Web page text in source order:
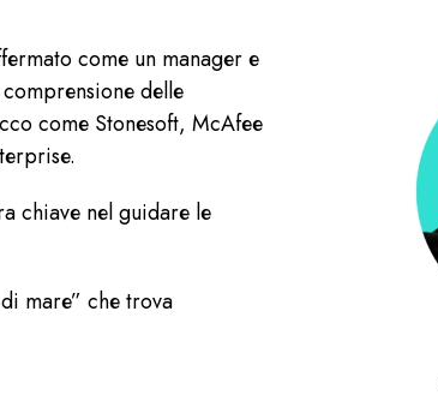
come un manager e
delle
come Stonesoft, McAfee
chiave nel guidare le
mare” che trova